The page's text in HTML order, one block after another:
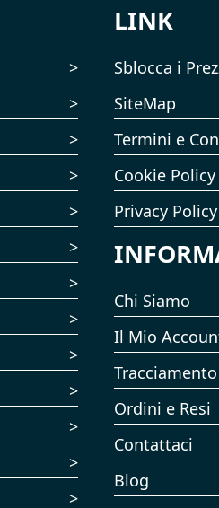
LINK
Sblocca i
SiteMap
Termini e
Cookie Policy
Privacy Policy
Chi Siamo
Il Mio
Ordini e Resi
Contattaci
Blog